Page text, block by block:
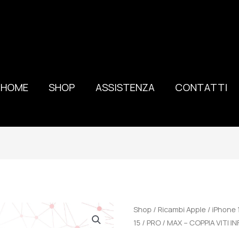
HOME SHOP ASSISTENZA CONTATTI
Shop / Ricambi Apple / iPhone
15 / PRO / MAX – COPPIA VITI
100%
ORIGINALE